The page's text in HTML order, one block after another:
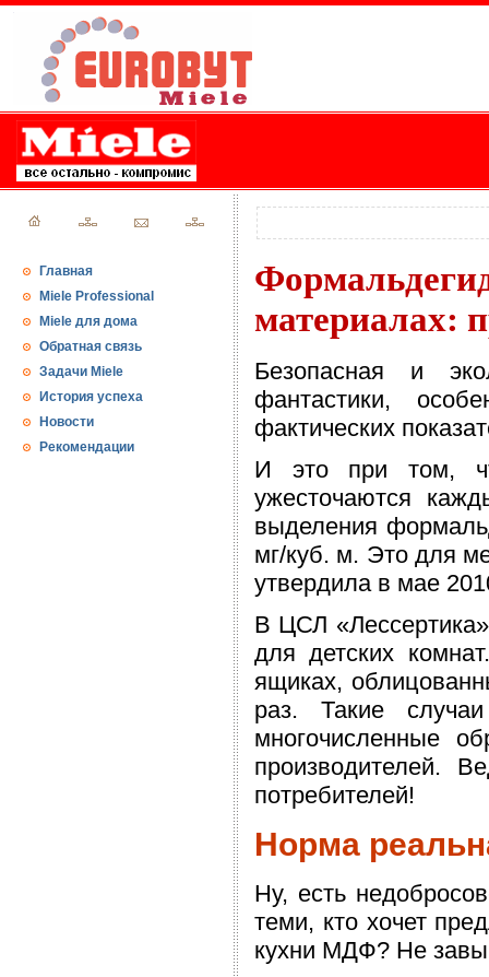
Главная
Miele Professional
Miele для дома
Обратная связь
Задачи Miele
История успеха
Новости
Рекомендации
материалах:
Безопасная и
фантастики,
фактических
И это при том,
ужесточаются
выделения
мг/куб. м. Это для
утвердила в мае
В ЦСЛ
для детских
ящиках,
раз. Такие
многочисленные
производителей.
потребителей!
Норма
Ну, есть
теми, кто хочет
кухни МДФ? Не